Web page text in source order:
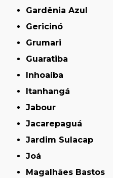
Gardênia Azul
Gericinó
Grumari
Guaratiba
Inhoaíba
Itanhangá
Jabour
Jacarepaguá
Jardim Sulacap
Joá
Magalhães Bastos